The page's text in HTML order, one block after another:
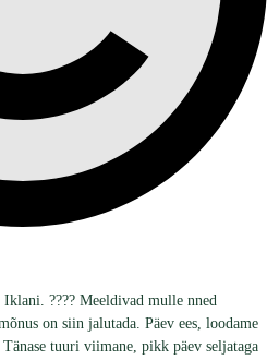
Iklani. ???? Meeldivad mulle nned
on siin jalutada. Päev ees, loodame
tuuri viimane, pikk päev seljataga